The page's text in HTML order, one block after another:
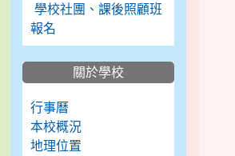
學校社團、課後照顧班
報名
關於學校
行事曆
本校概況
地理位置